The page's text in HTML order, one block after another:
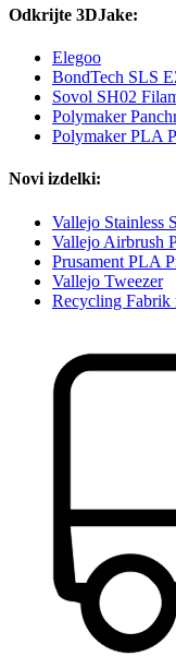
Odkrijte 3DJake:
Elegoo
BondTech SLS
Sovol SH02
Polymaker
Polymaker PLA
Novi izdelki:
Vallejo Stainless
Vallejo Airbrush
Prusament PLA
Vallejo Tweezer
Recycling